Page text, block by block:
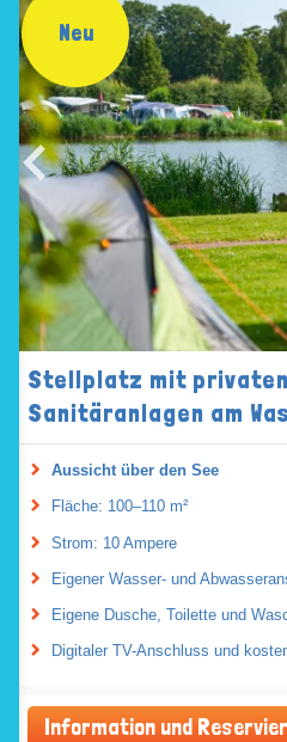
Neu
Stellplatz mit privaten
Sanitäranlagen am
Aussicht über den See
Fläche: 100–110 m²
Strom: 10 Ampere
Eigener Wasser- und
Eigene Dusche, Toilette und
Digitaler TV-Anschluss und
Information und